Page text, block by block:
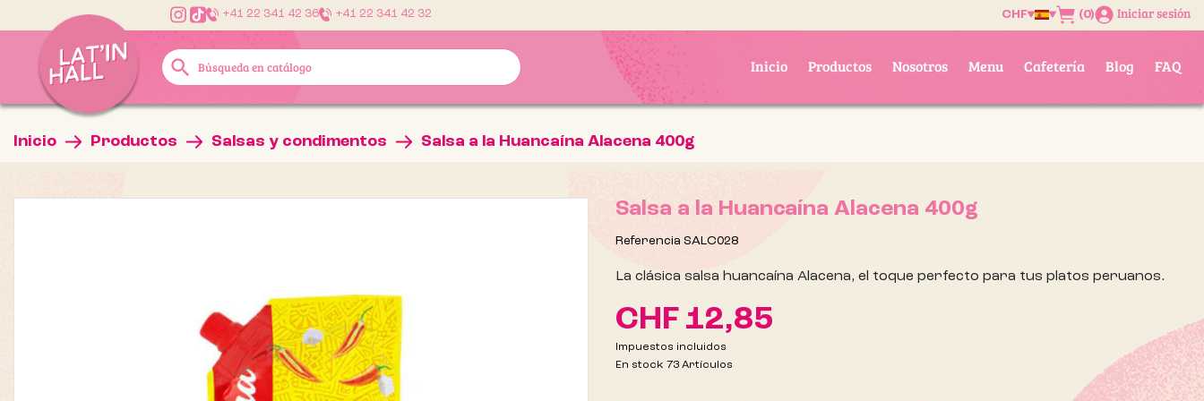
+41 22 341 42 36 +41 22 341 42 32 CHF (0) Iniciar sesión
Inicio Productos Nosotros Menu Cafetería Blog FAQ
search
Inicio Productos Salsas y condimentos Salsa a la Huancaína Alacena 400g
Salsa a la Huancaína Alacena 400g
Referencia SALC028
La clásica salsa huancaína Alacena, el toque perfecto para tus platos peruanos.
CHF 12,85
Impuestos incluidos
En stock 73 Artículos